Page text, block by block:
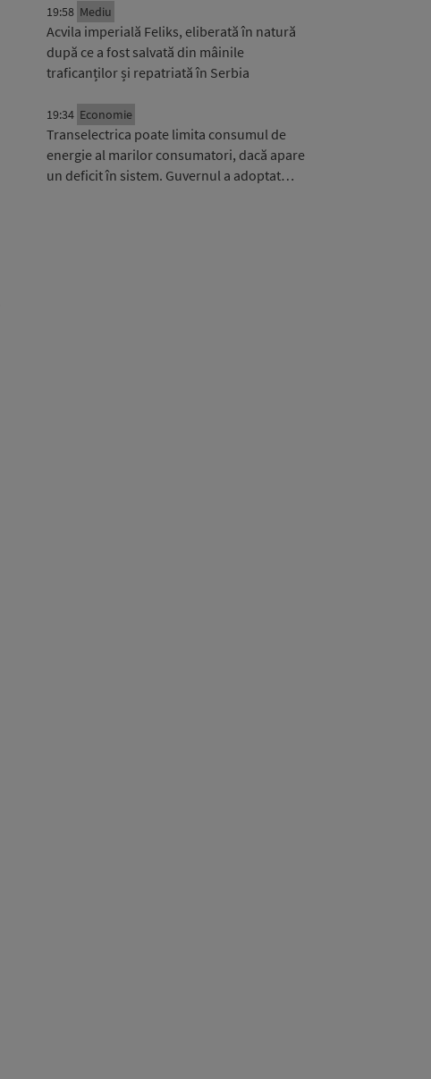
19:58 Mediu
Acvila imperială Feliks, eliberată în natură
după ce a fost salvată din mâinile
traficanților și repatriată în Serbia
19:34 Economie
Transelectrica poate limita consumul de
energie al marilor consumatori, dacă apare
un deficit în sistem. Guvernul a adoptat…